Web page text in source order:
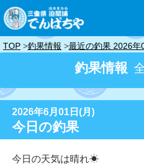
TOP 釣果情報 最近の釣果 2026年
釣果情報
2026年6月01日(月)
今日の釣果
今日の天気は晴れ☀